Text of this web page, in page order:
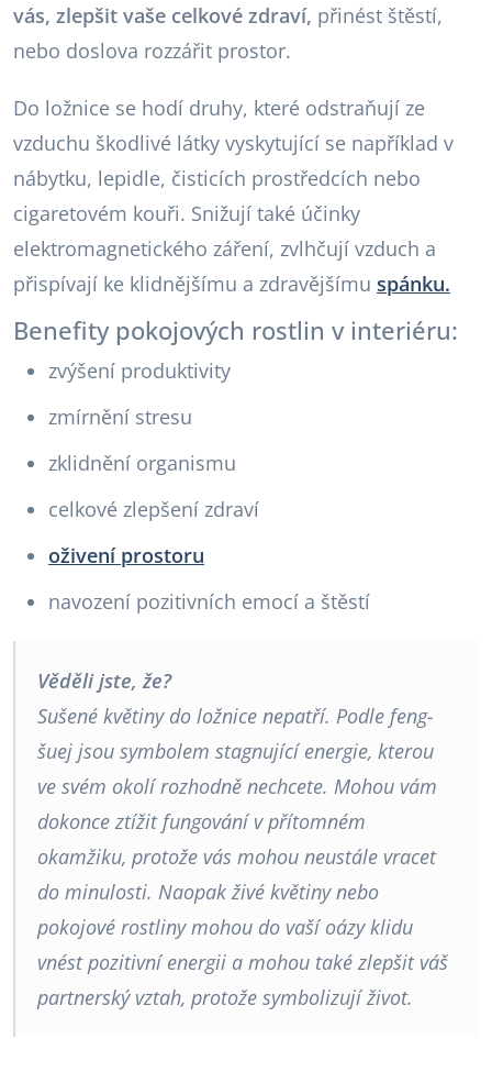
vás, zlepšit vaše celkové zdraví, přinést štěstí,
nebo doslova rozzářit prostor.
Do ložnice se hodí druhy, které odstraňují ze
vzduchu škodlivé látky vyskytující se například v
nábytku, lepidle, čisticích prostředcích nebo
cigaretovém kouři. Snižují také účinky
elektromagnetického záření, zvlhčují vzduch a
přispívají ke klidnějšímu a zdravějšímu spánku.
Benefity pokojových rostlin v interiéru:
zvýšení produktivity
zmírnění stresu
zklidnění organismu
celkové zlepšení zdraví
oživení prostoru
navození pozitivních emocí a štěstí
Věděli jste, že?
Sušené květiny do ložnice nepatří. Podle feng-
šuej jsou symbolem stagnující energie, kterou
ve svém okolí rozhodně nechcete. Mohou vám
dokonce ztížit fungování v přítomném
okamžiku, protože vás mohou neustále vracet
do minulosti. Naopak živé květiny nebo
pokojové rostliny mohou do vaší oázy klidu
vnést pozitivní energii a mohou také zlepšit váš
partnerský vztah, protože symbolizují život.